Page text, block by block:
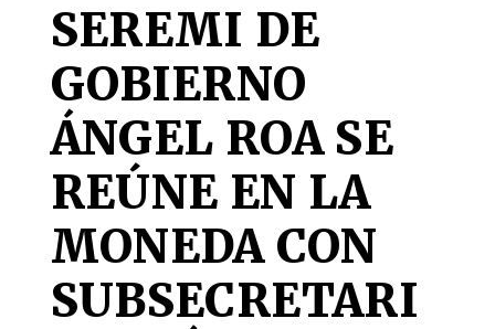
SEREMI DE
GOBIERNO
ÁNGEL ROA SE
REÚNE EN LA
MONEDA CON
SUBSECRETARI